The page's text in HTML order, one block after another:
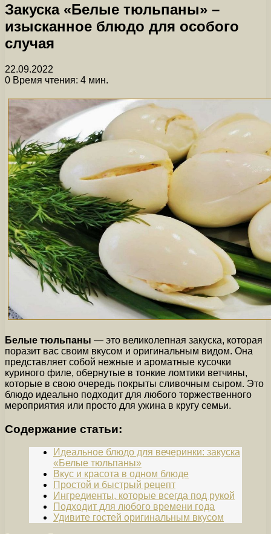
Закуска «Белые тюльпаны» –
изысканное блюдо для особого
случая
22.09.2022
0 Время чтения: 4 мин.
Белые тюльпаны — это великолепная закуска, которая
поразит вас своим вкусом и оригинальным видом. Она
представляет собой нежные и ароматные кусочки
куриного филе, обернутые в тонкие ломтики ветчины,
которые в свою очередь покрыты сливочным сыром. Это
блюдо идеально подходит для любого торжественного
мероприятия или просто для ужина в кругу семьи.
Содержание статьи:
Идеальное блюдо для вечеринки: закуска
«Белые тюльпаны»
Вкус и красота в одном блюде
Простой и быстрый рецепт
Ингредиенты, которые всегда под рукой
Подходит для любого времени года
Удивите гостей оригинальным вкусом